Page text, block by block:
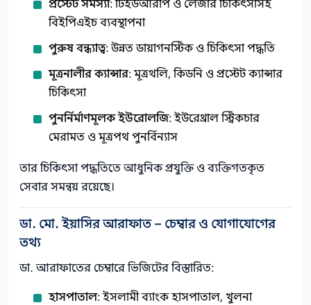
প্রস্টেট সমস্যা: টিইউআরপি ও লেজার চিকিৎসাসহ
বিইপিএইচ ব্যবস্থাপনা
পুরুষ বন্ধ্যাত্ব: উন্নত ডায়াগনস্টিক ও চিকিৎসা পদ্ধতি
মূত্রনালীর ক্যান্সার: মূত্রথলি, কিডনি ও প্রস্টেট ক্যান্সার
চিকিৎসা
পুনর্নির্মাণমূলক ইউরোলজি: ইউরেথ্রাল স্ট্রিকচার
মেরামত ও মূত্রপথ পুনর্বিন্যাস
তার চিকিৎসা পদ্ধতিতে আধুনিক প্রযুক্তি ও ব্যক্তিগতকৃত
সেবার সমন্বয় রয়েছে।
ডা. মো. ইয়াসির আরাফাত – চেম্বার ও যোগাযোগের
তথ্য
ডা. আরাফাতের চেম্বারে ভিজিটের বিস্তারিত:
হাসপাতাল: ইসলামী ব্যাংক হাসপাতাল, খুলনা